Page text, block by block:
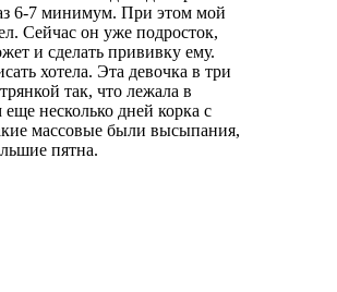
6-7 минимум. При этом мой
Сейчас он уже подросток,
и сделать прививку ему.
хотела. Эта девочка в три
так, что лежала в
несколько дней корка с
массовые были высыпания,
пятна.